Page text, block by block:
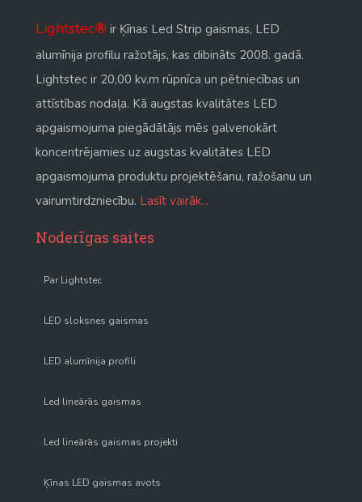
Lightstec® ir Ķīnas Led Strip gaismas, LED
alumīnija profilu ražotājs, kas dibināts 2008. gadā.
Lightstec ir 20,00 kv.m rūpnīca un pētniecības un
attīstības nodaļa. Kā augstas kvalitātes LED
apgaismojuma piegādātājs mēs galvenokārt
koncentrējamies uz augstas kvalitātes LED
apgaismojuma produktu projektēšanu, ražošanu un
vairumtirdzniecību. Lasīt vairāk...
Noderīgas saites
Par Lightstec
LED sloksnes gaismas
LED alumīnija profili
Led lineārās gaismas
Led lineārās gaismas projekti
Ķīnas LED gaismas avots